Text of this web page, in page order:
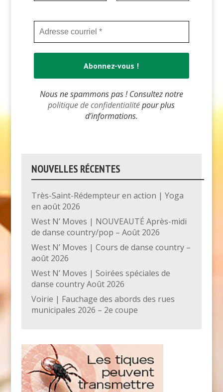
Nous ne spammons pas ! Consultez notre
politique de confidentialitépour plus
d’informations.
NOUVELLES RÉCENTES
Très-Saint-Rédempteur en action | Yoga
en août 2026
West N’ Moves | NOUVEAUTÉ Après-midi
de danse country/pop – Août 2026
West N’ Moves | Cours de danse country –
août 2026
West N’ Moves | Soirées spéciales de
danse country Août 2026
Voirie | Fauchage des abords des rues
municipales 2026 – 2e coupe